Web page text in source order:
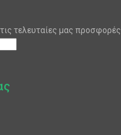
τελευταίες μας προσφορές.